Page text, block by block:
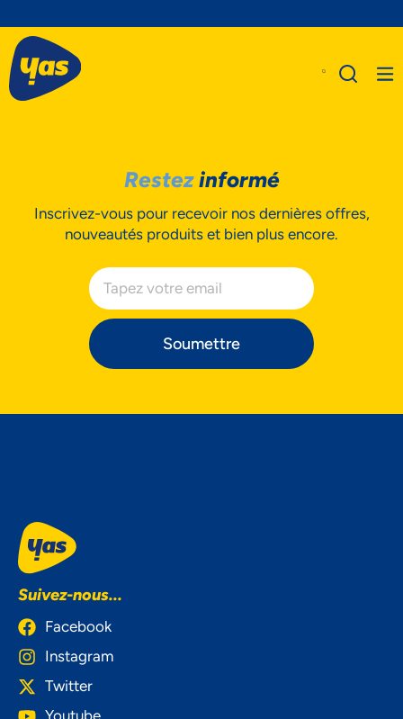
Produits
Business
Restezinformé
Inscrivez-vous pour recevoir nos dernières offres,
nouveautés produits et bien plus encore.
Soumettre
Suivez-nous...
Facebook
Instagram
Twitter